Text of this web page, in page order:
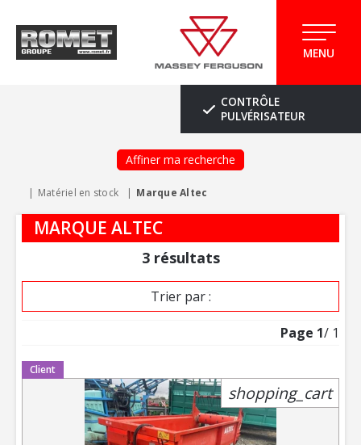
MENU
CONTRÔLE
PULVÉRISATEUR
Affiner ma recherche
Matériel en stock Marque Altec
MARQUE ALTEC
3 résultats
Trier par :
Page 1/ 1
Client
shopping_cart